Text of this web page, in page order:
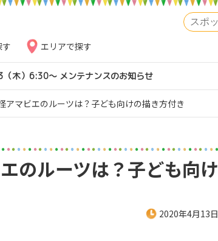
エリアで探す
木）6:30～ メンテナンスのお知らせ
アマビエのルーツは？子ども向けの描き方付き
のルーツは？子ども向け
2020年4月13日